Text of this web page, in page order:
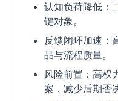
认知负荷降低：
键对象。
反馈闭环加速：
品与流程质量。
风险前置：高权
案，减少后期否